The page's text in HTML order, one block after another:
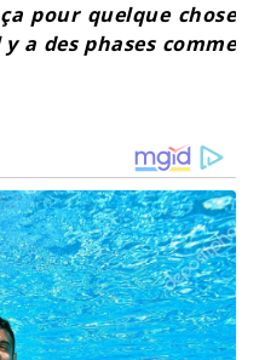
pour quelque chose
a des phases comme